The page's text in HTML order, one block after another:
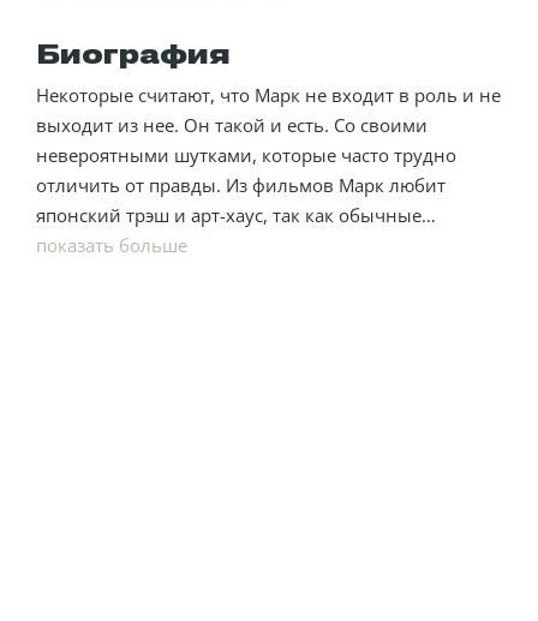
Биография
Некоторые считают, что Марк не входит в роль и не
выходит из нее. Он такой и есть. Со своими
невероятными шутками, которые часто трудно
отличить от правды. Из фильмов Марк любит
японский трэш и арт-хаус, так как обычные
киноленты перестали его удивлять. Литературу
показать больше